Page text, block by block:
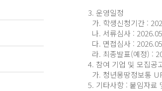
3. 운영일정
가. 학생신청기간 :
나. 서류심사 :
다. 면접심사 :
라. 최종발표(예정) :
4. 참여 기업 및 모집공
가. 청년몽땅정보통
5. 기타사항 : 붙임자료